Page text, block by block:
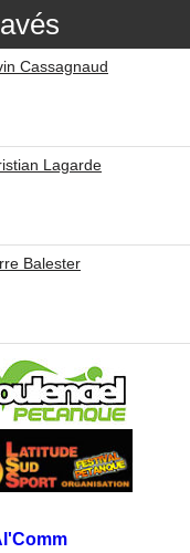
Cassagnaud
Lagarde
Balester